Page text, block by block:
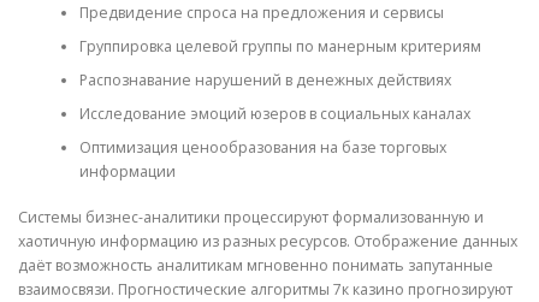
Предвидение спроса на предложения и сервисы
Группировка целевой группы по манерным критериям
Распознавание нарушений в денежных действиях
Исследование эмоций юзеров в социальных каналах
Оптимизация ценообразования на базе торговых
информации
Системы бизнес-аналитики процессируют формализованную и
хаотичную информацию из разных ресурсов. Отображение данных
даёт возможность аналитикам мгновенно понимать запутанные
взаимосвязи. Прогностические алгоритмы 7к казино прогнозируют